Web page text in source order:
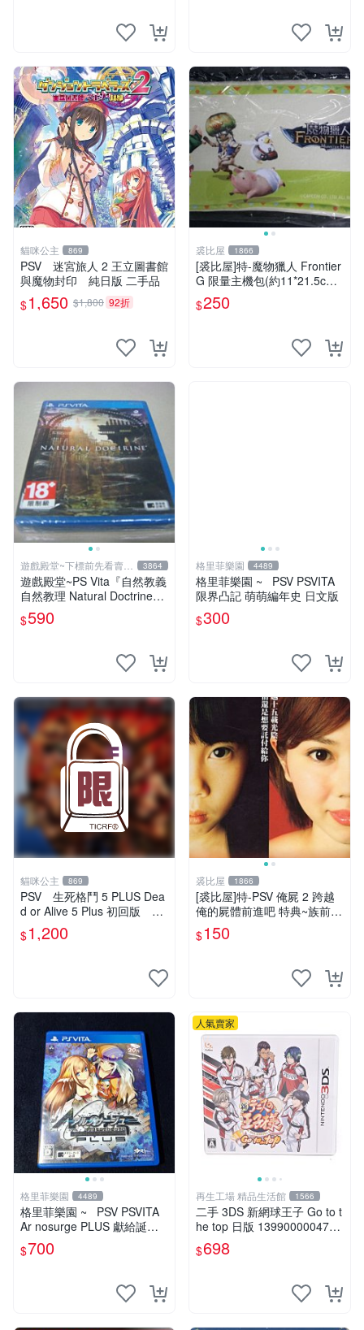
貓咪公主 869
PSV 迷宮旅人 2 王立圖書館
與魔物封印 純日版 二手品
$1,650 $1,800 92折
裘比屋 1866
[裘比屋]特-魔物獵人 Frontier
G 限量主機包(約11*21.5cm)
PSV N3DSLL主機適用
$250
遊戲殿堂~下標前先看賣場
關於我
3864
遊戲殿堂~PS Vita『自然教義
自然教理 Natural Doctrine』
亞版全新品
$590
格里菲樂園 4489
格里菲樂園 ~ PSV PSVITA
限界凸記 萌萌編年史 日文版
$300
貓咪公主 869
PSV 生死格鬥 5 PLUS Dea
d or Alive 5 Plus 初回版 純
日版 二手品
$1,200
裘比屋 1866
[裘比屋]特-PSV 俺屍 2 跨越
俺的屍體前進吧 特典~族前傳
漫畫特輯(約82頁) 616
$150
格里菲樂園 4489
格里菲樂園 ~ PSV PSVITA
Ar nosurge PLUS 獻給誕生
之星的祈禱詩 日版
$700
人氣賣家
再生工場 精品生活館 1566
二手 3DS 新網球王子 Go to t
he top 日版 139900000478
再生工場 01
$698